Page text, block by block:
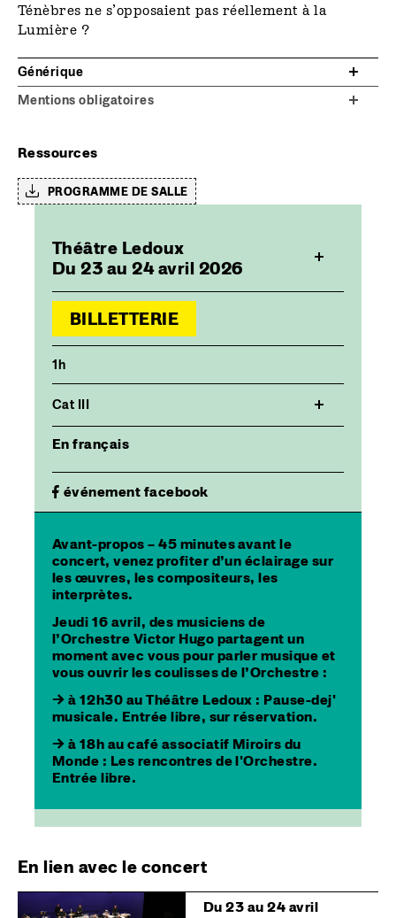
Ténèbres ne s’opposaient pas réellement à la
Lumière ?
Générique
Mentions obligatoires
Ressources
PROGRAMME DE SALLE
Théâtre Ledoux
Du 23 au 24 avril 2026
BILLETTERIE
1h
Cat III
En français
événement facebook
Avant-propos – 45 minutes avant le
concert, venez profiter d’un éclairage sur
les œuvres, les compositeurs, les
interprètes.
Jeudi 16 avril, des musiciens de
l’Orchestre Victor Hugo partagent un
moment avec vous pour parler musique et
vous ouvrir les coulisses de l’Orchestre :
→ à 12h30 au Théâtre Ledoux : Pause-dej'
musicale. Entrée libre, sur réservation.
→ à 18h au café associatif Miroirs du
Monde : Les rencontres de l'Orchestre.
Entrée libre.
En lien avec le concert
Image Du 23 au 24 avril